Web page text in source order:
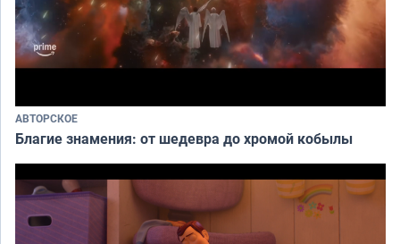
АВТОРСКОЕ
Благие знамения: от шедевра до хромой кобылы